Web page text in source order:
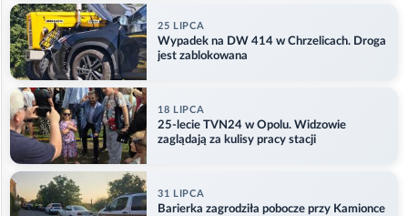
25 LIPCA
Wypadek na DW 414 w Chrzelicach. Droga
jest zablokowana
18 LIPCA
25-lecie TVN24 w Opolu. Widzowie
zaglądają za kulisy pracy stacji
31 LIPCA
Barierka zagrodziła pobocze przy Kamionce